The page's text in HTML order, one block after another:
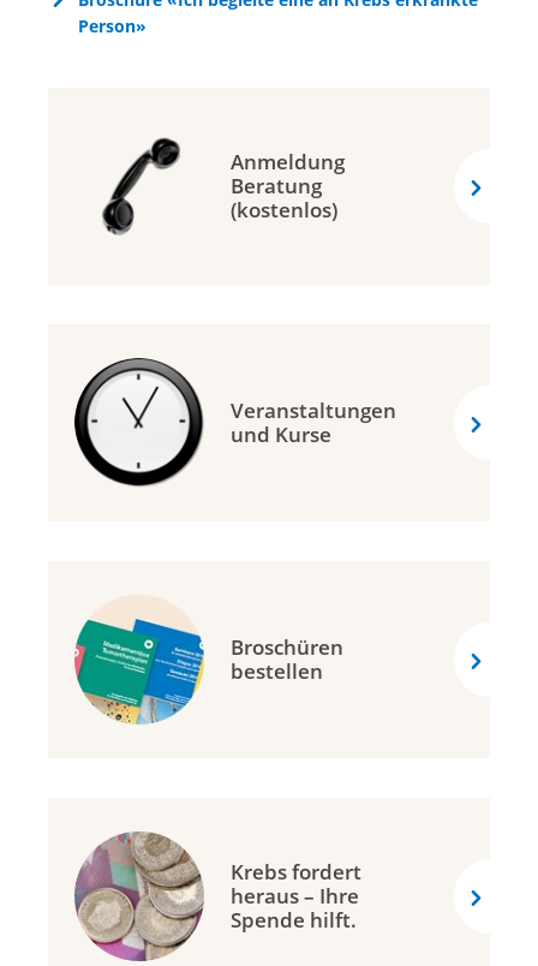
Person»
Anmeldung
Beratung
(kostenlos)
Veranstaltungen
und Kurse
Broschüren
bestellen
Krebs fordert
heraus – Ihre
Spende hilft.